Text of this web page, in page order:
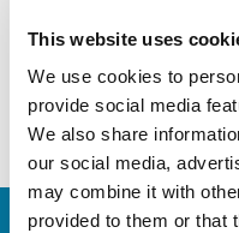
This website uses
We use cookies to
provide social media
We also share
our social media,
may combine it with
provided to them or that
Gancio A portautensili per
Adatto a Work Station per
agganciato sul pannello